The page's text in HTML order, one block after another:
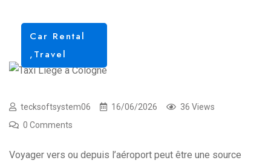
Car Rental
,Travel
tecksoftsystem06 16/06/2026
36 Views
0 Comments
Voyager vers ou depuis l’aéroport peut être une source